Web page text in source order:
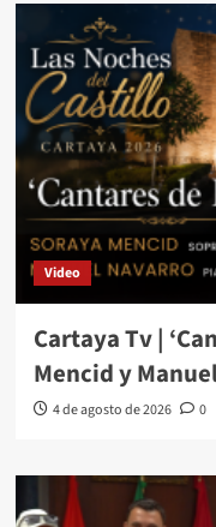
Video
Cartaya Tv |
Mencid y
4 de agosto de 2026 0